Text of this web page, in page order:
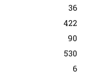
36
422
90
530
6